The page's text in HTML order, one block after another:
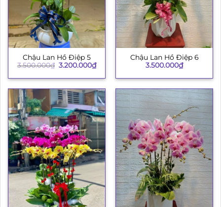
Chậu Lan Hồ Điệp 5
3.500.000₫ Giá
là:
3.200.000₫Giá
hiện
tại
3.200.000₫.
Chậu Lan Hồ Điệp 6
3.500.000₫